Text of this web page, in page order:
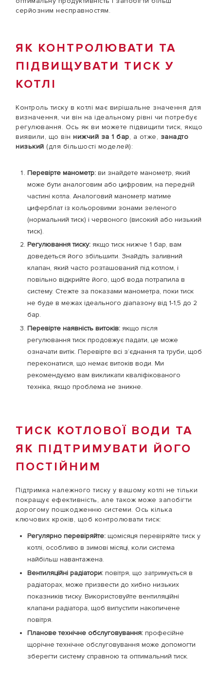
серйозним несправностям.
ЯК КОНТРОЛЮВАТИ ТА
ПІДВИЩУВАТИ ТИСК У
КОТЛІ
Контроль тиску в котлі має вирішальне значення для
визначення, чи він на ідеальному рівні чи потребує
регулювання. Ось як ви можете підвищити тиск, якщо
виявили, що він нижчий за 1 бар, а отже, занадто
низький (для більшості моделей):
Перевірте манометр: ви знайдете манометр, який
може бути аналоговим або цифровим, на передній
частині котла. Аналоговий манометр матиме
циферблат із кольоровими зонами зеленого
(нормальний тиск) і червоного (високий або низький
тиск).
Регулювання тиску: якщо тиск нижче 1 бар, вам
доведеться його збільшити. Знайдіть заливний
клапан, який часто розташований під котлом, і
повільно відкрийте його, щоб вода потрапила в
систему. Стежте за показами манометра, поки тиск
не буде в межах ідеального діапазону від 1-1,5 до 2
бар.
Перевірте наявність витоків: якщо після
регулювання тиск продовжує падати, це може
означати витік. Перевірте всі з’єднання та труби, щоб
переконатися, що немає витоків води. Ми
рекомендуємо вам викликати кваліфікованого
техніка, якщо проблема не зникне.
ТИСК КОТЛОВОЇ ВОДИ ТА
ЯК ПІДТРИМУВАТИ ЙОГО
ПОСТІЙНИМ
Підтримка належного тиску у вашому котлі не тільки
покращує ефективність, але також може запобігти
дорогому пошкодженню системи. Ось кілька
ключових кроків, щоб контролювати тиск:
Регулярно перевіряйте: щомісяця перевіряйте тиск у
котлі, особливо в зимові місяці, коли система
найбільш навантажена.
Вентиляційні радіатори: повітря, що затримується в
радіаторах, може призвести до хибно низьких
показників тиску. Використовуйте вентиляційні
клапани радіатора, щоб випустити накопичене
повітря.
Планове технічне обслуговування: професійне
щорічне технічне обслуговування може допомогти
зберегти систему справною та оптимальний тиск.